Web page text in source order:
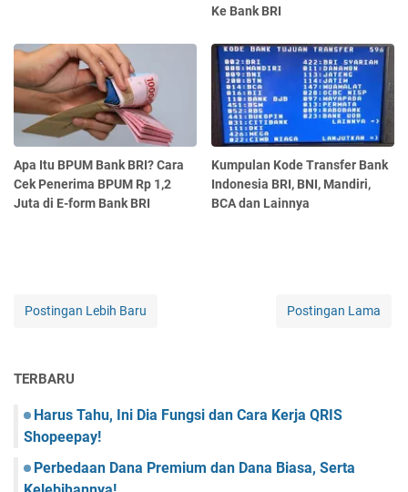
Ke Bank BRI
Apa Itu BPUM Bank BRI? Cara
Cek Penerima BPUM Rp 1,2
Juta di E-form Bank BRI
Kumpulan Kode Transfer Bank
Indonesia BRI, BNI, Mandiri,
BCA dan Lainnya
Postingan Lebih Baru Postingan Lama
TERBARU
Harus Tahu, Ini Dia Fungsi dan Cara Kerja QRIS
Shopeepay!
Perbedaan Dana Premium dan Dana Biasa, Serta